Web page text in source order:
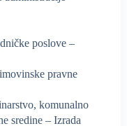
poslove –
pravne
komunalno
sredine – Izrada